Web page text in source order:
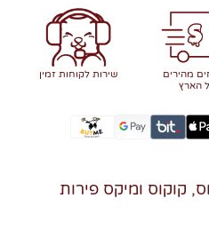
מהירים
הארץ
שירות לקוחות זמין
קוקוס ומיקס פירות